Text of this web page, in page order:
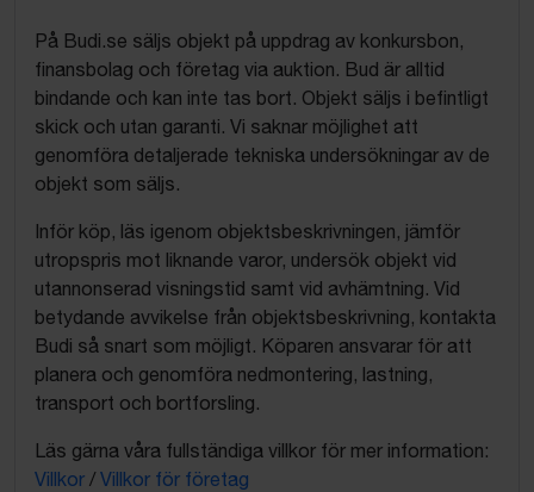
På Budi.se säljs objekt på uppdrag av konkursbon,
finansbolag och företag via auktion. Bud är alltid
bindande och kan inte tas bort. Objekt säljs i befintligt
skick och utan garanti. Vi saknar möjlighet att
genomföra detaljerade tekniska undersökningar av de
objekt som säljs.
Inför köp, läs igenom objektsbeskrivningen, jämför
utropspris mot liknande varor, undersök objekt vid
utannonserad visningstid samt vid avhämtning. Vid
betydande avvikelse från objektsbeskrivning, kontakta
Budi så snart som möjligt. Köparen ansvarar för att
planera och genomföra nedmontering, lastning,
transport och bortforsling.
Läs gärna våra fullständiga villkor för mer information:
Villkor / Villkor för företag